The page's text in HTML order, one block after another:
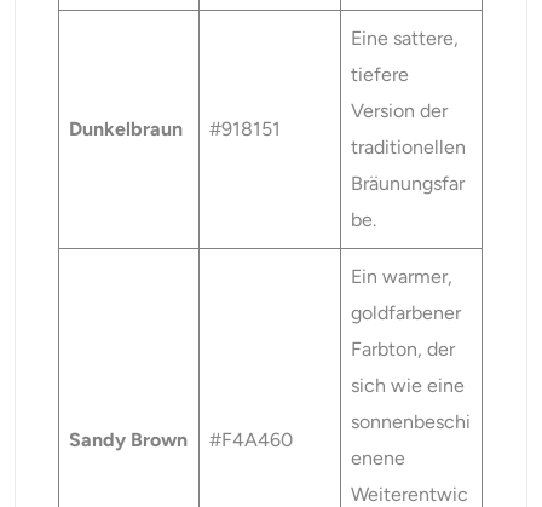
Dunkelbraun #918151
Eine sattere,
tiefere
Version der
traditionellen
Bräunungsfar
be.
Sandy Brown #F4A460
Ein warmer,
goldfarbener
Farbton, der
sich wie eine
sonnenbeschi
enene
Weiterentwic